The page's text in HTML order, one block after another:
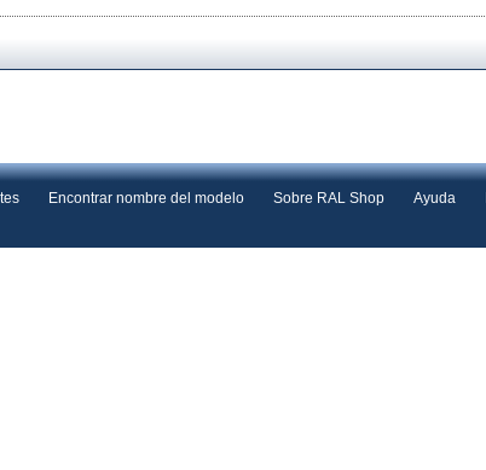
Encontrar nombre del modelo Sobre RAL Shop Ayuda